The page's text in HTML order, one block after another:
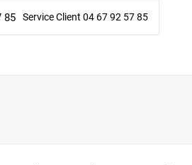
Service Client 04 67 92 57 85